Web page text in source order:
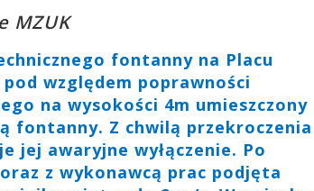
MZUK
fontanny na Placu
względem poprawności
na wysokości 4m umieszczony
Z chwilą przekroczenia
jej awaryjne wyłączenie. Po
z wykonawcą prac podjęta